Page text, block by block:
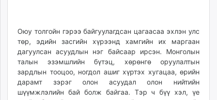
Оюу толгойн гэрээ байгуулагдсан цагаасаа эхлэн улс
төр, эдийн засгийн хүрээнд хамгийн их маргаан
дагуулсан асуудлын нэг байсаар ирсэн. Монголын
талын эзэмшлийн бүтэц, хөрөнгө оруулалтын
зардлын тооцоо, ногдол ашиг хүртэх хугацаа, өрийн
дарамт зэрэг олон асуудал олон нийтийн
шүүмжлэлийн бай болж байгаа. Тэр ч бүү хэл, үе